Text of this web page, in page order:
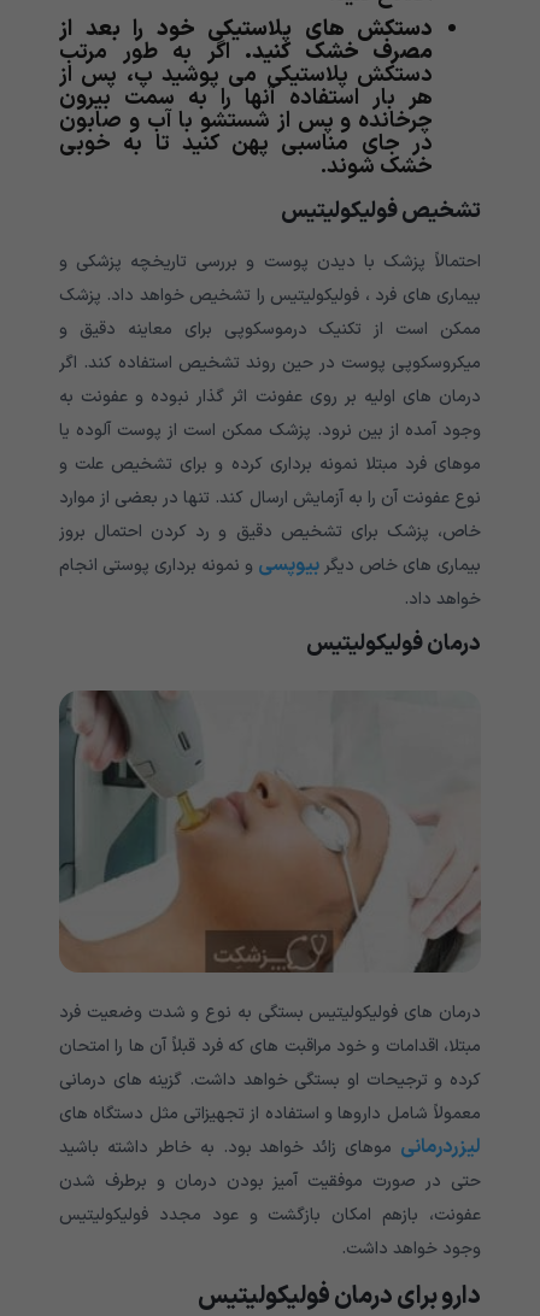
دستکش های پلاستیکی خود را بعد از
مصرف خشک کنید. اگر به طور مرتب
دستکش پلاستیکی می پوشید پ، پس از
هر بار استفاده آنها را به سمت بیرون
چرخانده و پس از شستشو با آب و صابون
در جای مناسبی پهن کنید تا به خوبی
خشک شوند.
تشخیص فولیکولیتیس
احتمالاً پزشک با دیدن پوست و بررسی تاریخچه پزشکی و
بیماری های فرد ، فولیکولیتیس را تشخیص خواهد داد. پزشک
ممکن است از تکنیک درموسکوپی برای معاینه دقیق و
میکروسکوپی پوست در حین روند تشخیص استفاده کند. اگر
درمان های اولیه بر روی عفونت اثر گذار نبوده و عفونت به
وجود آمده از بین نرود. پزشک ممکن است از پوست آلوده یا
موهای فرد مبتلا نمونه برداری کرده و برای تشخیص علت و
نوع عفونت آن را به آزمایش ارسال کند. تنها در بعضی از موارد
خاص، پزشک برای تشخیص دقیق و رد کردن احتمال بروز
بیماری های خاص دیگربیوپسی و نمونه برداری پوستی انجام
خواهد داد.
درمان فولیکولیتیس
درمان های فولیکولیتیس بستگی به نوع و شدت وضعیت فرد
مبتلا، اقدامات و خود مراقبت های که فرد قبلاً آن ها را امتحان
کرده و ترجیحات او بستگی خواهد داشت. گزینه های درمانی
معمولاً شامل داروها و استفاده از تجهیزاتی مثل دستگاه های
لیزردرمانی موهای زائد خواهد بود. به خاطر داشته باشید
حتی در صورت موفقیت آمیز بودن درمان و برطرف شدن
عفونت، بازهم امکان بازگشت و عود مجدد فولیکولیتیس
وجود خواهد داشت.
دارو برای درمان فولیکولیتیس